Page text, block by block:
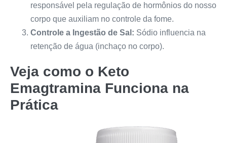
responsável pela regulação de hormônios do nosso
corpo que auxiliam no controle da fome.
Controle a Ingestão de Sal: Sódio influencia na
retenção de água (inchaço no corpo).
Veja como o Keto
Emagtramina Funciona na
Prática